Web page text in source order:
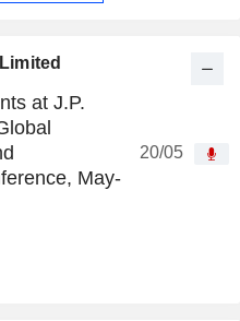
at J.P.
May-
20/05